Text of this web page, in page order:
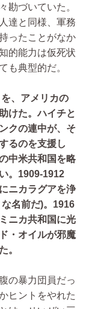
勘づいていた。
達と同様、軍務
ったことがなか
的能力は仮死状
も典型的だ。
、アメリカの
けた。ハイチと
クの連中が、そ
るのを支援し
中米共和国を略
。1909-1912
ニカラグアを浄
名前だ)。1916
ニカ共和国に光
・オイルが邪魔
。
の暴力団員だっ
ヒントをやれた